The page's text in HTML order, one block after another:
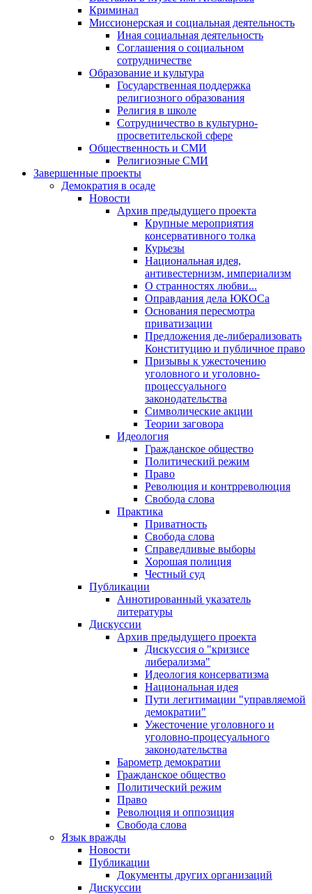
Криминал
Миссионерская и социальная деятельность
Иная социальная деятельность
Соглашения о социальном
сотрудничестве
Образование и культура
Государственная поддержка
религиозного образования
Религия в школе
Сотрудничество в культурно-
просветительской сфере
Общественность и СМИ
Религиозные СМИ
Завершенные проекты
Демократия в осаде
Новости
Архив предыдущего проекта
Крупные мероприятия
консервативного толка
Курьезы
Национальная идея,
антивестернизм, империализм
О странностях любви...
Оправдания дела ЮКОСа
Основания пересмотра
приватизации
Предложения де-либерализовать
Конституцию и публичное право
Призывы к ужесточению
уголовного и уголовно-
процессуального
законодательства
Символические акции
Теории заговора
Идеология
Гражданское общество
Политический режим
Право
Революция и контрреволюция
Свобода слова
Практика
Приватность
Свобода слова
Справедливые выборы
Хорошая полиция
Честный суд
Публикации
Аннотированный указатель
литературы
Дискуссии
Архив предыдущего проекта
Дискуссия о "кризисе
либерализма"
Идеология консерватизма
Национальная идея
Пути легитимации "управляемой
демократии"
Ужесточение уголовного и
уголовно-процесуального
законодательства
Барометр демократии
Гражданское общество
Политический режим
Право
Революция и оппозиция
Свобода слова
Язык вражды
Новости
Публикации
Документы других организаций
Дискуссии